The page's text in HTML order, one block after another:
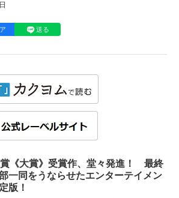
送る
《大賞》受賞作、堂々発進！ 最終
一同をうならせたエンターテイメン
版！